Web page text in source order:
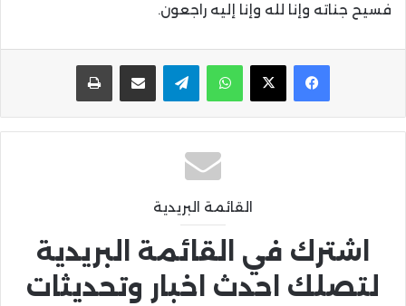
فسيح جناته وإنا لله وإنا إليه راجعون.
واتساب تيلقرام مشاركة عبر البريد
القائمة البريدية
اشترك في القائمة البريدية
لتصلك احدث اخبار وتحديثات